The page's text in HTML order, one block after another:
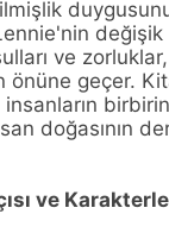
değişik
ve
önüne geçer.
insanların
doğasının
ve